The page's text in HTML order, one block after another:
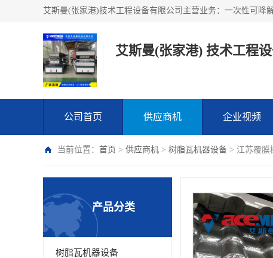
艾斯曼(张家港) 技术工程
公司首页 供应商机 企业视频
当前位置： 首页 > 供应商机 > 树脂瓦机器设备 > 江苏覆膜
产品分类
树脂瓦机器设备